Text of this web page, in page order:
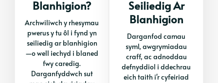
Blanhigion?
Archwiliwch y rhesymau
pwerus y tu ôl i fynd yn
seiliedig ar blanhigion
—o well iechyd i blaned
fwy caredig.
Darganfyddwch sut
Seiliedig Ar
Blanhigion
Darganfod camau
syml, awgrymiadau
craff, ac adnoddau
defnyddiol i ddechrau
eich taith i'r cyfeiriad